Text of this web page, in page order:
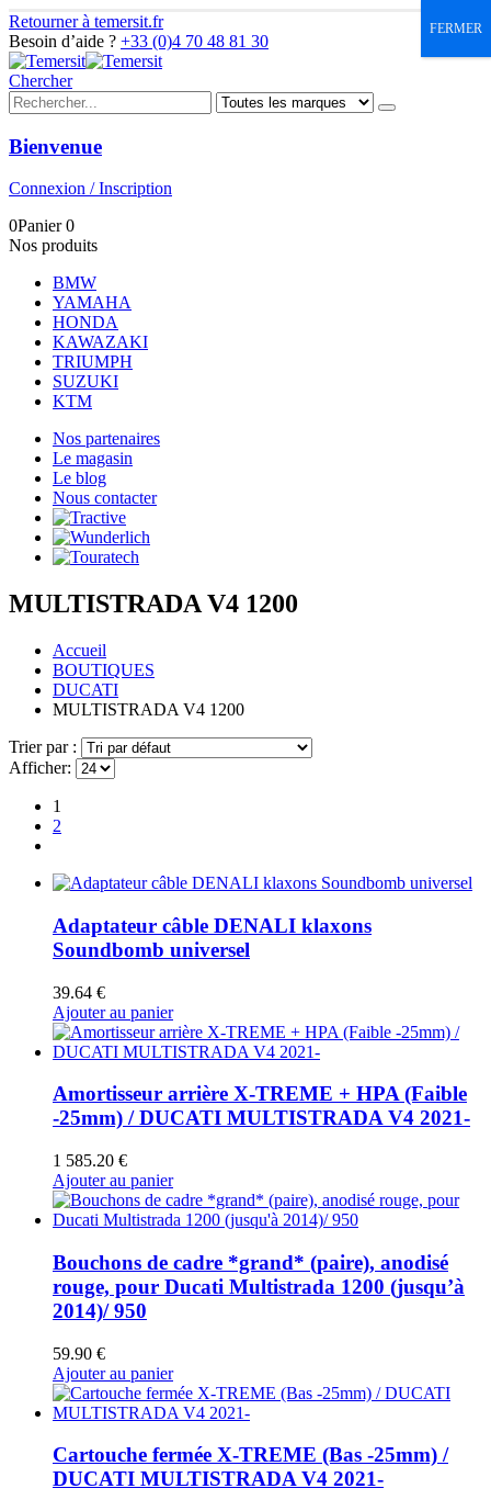
Retourner à temersit.fr
Besoin d’aide ? +33 (0)4 70 48 81 30
Chercher
Bienvenue
Connexion / Inscription
0Panier0
Nos produits
BMW
YAMAHA
HONDA
KAWAZAKI
TRIUMPH
SUZUKI
KTM
Nos partenaires
Le magasin
Le blog
Nous contacter
MULTISTRADA V4 1200
Accueil
BOUTIQUES
DUCATI
MULTISTRADA V4 1200
Trier par :
Afficher:
1
2
Adaptateur câble DENALI klaxons
Soundbomb universel
39.64 €
Ajouter au panier
Amortisseur arrière X-TREME + HPA (Faible
-25mm) / DUCATI MULTISTRADA V4 2021-
1 585.20 €
Ajouter au panier
Bouchons de cadre *grand* (paire), anodisé
rouge, pour Ducati Multistrada 1200 (jusqu’à
2014)/ 950
59.90 €
Ajouter au panier
Cartouche fermée X-TREME (Bas -25mm) /
DUCATI MULTISTRADA V4 2021-
FERMER